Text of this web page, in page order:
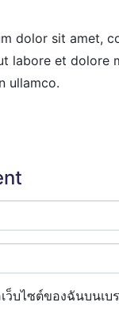
dolor sit amet,
labore et dolore
ullamco.
บไซต์ของฉันบนเบ